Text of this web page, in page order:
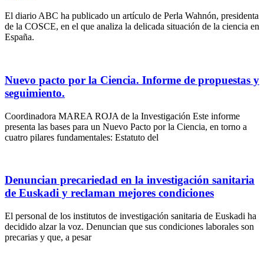
El diario ABC ha publicado un artículo de Perla Wahnón, presidenta
de la COSCE, en el que analiza la delicada situación de la ciencia en
España.
Nuevo pacto por la Ciencia. Informe de propuestas y
seguimiento.
Coordinadora MAREA ROJA de la Investigación Este informe
presenta las bases para un Nuevo Pacto por la Ciencia, en torno a
cuatro pilares fundamentales: Estatuto del
Denuncian precariedad en la investigación sanitaria
de Euskadi y reclaman mejores condiciones
El personal de los institutos de investigación sanitaria de Euskadi ha
decidido alzar la voz. Denuncian que sus condiciones laborales son
precarias y que, a pesar